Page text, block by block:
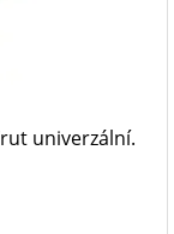
univerzální.